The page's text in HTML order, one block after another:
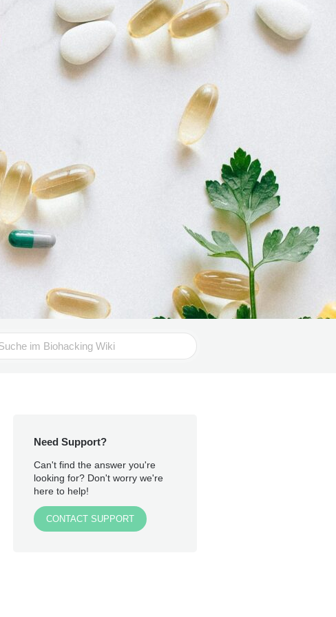
Need Support?
Can't find the answer you're
looking for? Don't worry we're
here to help!
CONTACT SUPPORT